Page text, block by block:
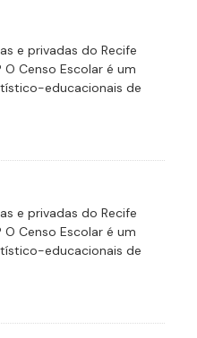
e privadas do Recife
Censo Escolar é um
educacionais de
e privadas do Recife
Censo Escolar é um
educacionais de